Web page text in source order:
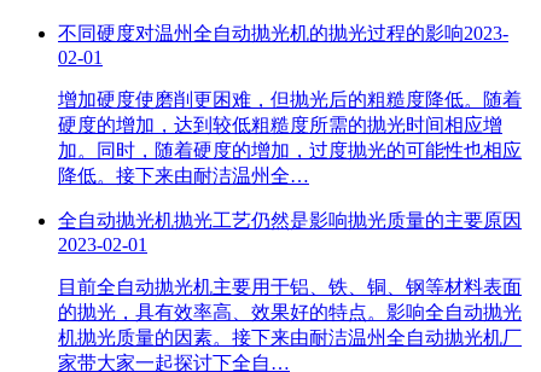
不同硬度对温州全自动抛光机的抛光过程的影响2023-
02-01
增加硬度使磨削更困难，但抛光后的粗糙度降低。随着
硬度的增加，达到较低粗糙度所需的抛光时间相应增
加。同时，随着硬度的增加，过度抛光的可能性也相应
降低。接下来由耐洁温州全…
全自动抛光机抛光工艺仍然是影响抛光质量的主要原因
2023-02-01
目前全自动抛光机主要用于铝、铁、铜、钢等材料表面
的抛光，具有效率高、效果好的特点。影响全自动抛光
机抛光质量的因素。接下来由耐洁温州全自动抛光机厂
家带大家一起探讨下全自…